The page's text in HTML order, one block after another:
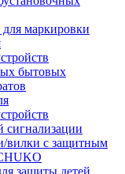
маркировки
бытовых
сигнализации
вилки с защитным
защиты детей